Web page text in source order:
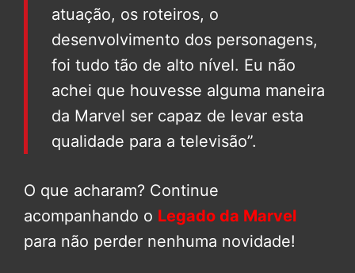
atuação, os roteiros, o
desenvolvimento dos personagens,
foi tudo tão de alto nível. Eu não
achei que houvesse alguma maneira
da Marvel ser capaz de levar esta
qualidade para a televisão”.
O que acharam? Continue
acompanhando o Legado da Marvel
para não perder nenhuma novidade!